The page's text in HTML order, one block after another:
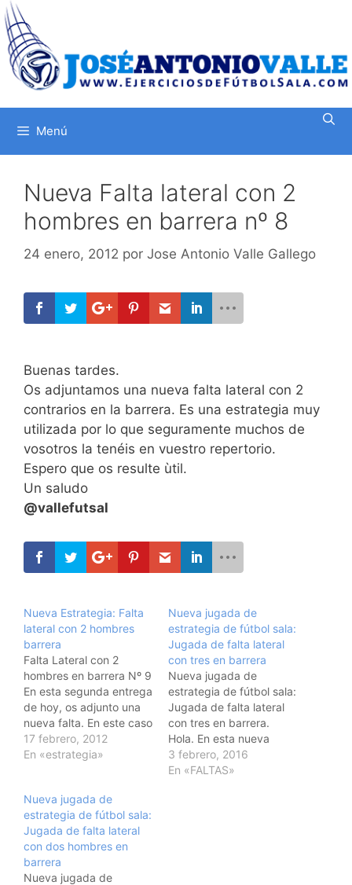
Saltar
al
contenido
Menú
Nueva Falta lateral con 2
hombres en barrera nº 8
24 enero, 2012 por Jose Antonio Valle Gallego
Buenas tardes.
Os adjuntamos una nueva falta lateral con 2
contrarios en la barrera. Es una estrategia muy
utilizada por lo que seguramente muchos de
vosotros la tenéis en vuestro repertorio.
Espero que os resulte ùtil.
Un saludo
@vallefutsal
Nueva Estrategia: Falta
lateral con 2 hombres
barrera
Falta Lateral con 2
hombres en barrera Nº 9
En esta segunda entrega
de hoy, os adjunto una
nueva falta. En este caso
una falta lateral con dos
hombres en la barrera.
os resulte ùtil.Un saludo.
17 febrero, 2012
En «estrategia»
Nueva jugada de
estrategia de fútbol sala:
Jugada de falta lateral
con tres en barrera
Nueva jugada de
estrategia de fútbol sala:
Jugada de falta lateral
con tres en barrera.
Hola. En esta nueva
entrada de hoy os
adjunto una nueva
3 febrero, 2016
En «FALTAS»
Nueva jugada de
estrategia de fútbol sala:
Jugada de falta lateral
con dos hombres en
barrera
Nueva jugada de